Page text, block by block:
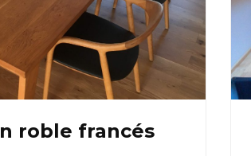
roble francés